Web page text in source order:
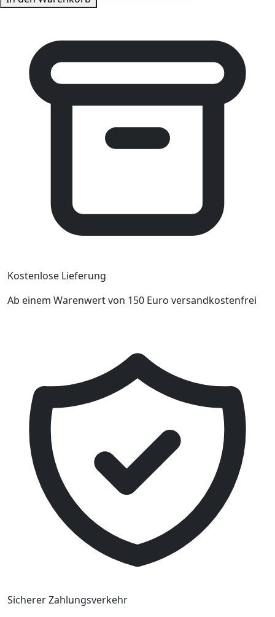
Kostenlose Lieferung
Ab einem Warenwert von 150 Euro versandkostenfrei
Sicherer Zahlungsverkehr